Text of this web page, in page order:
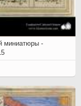
миниатюры -